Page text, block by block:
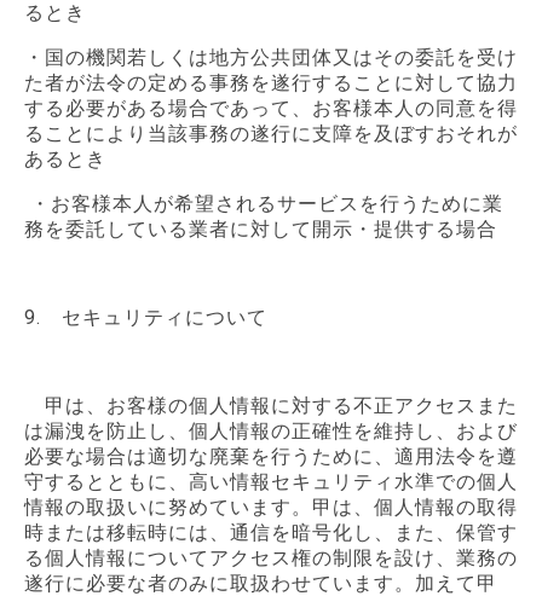
るとき
・国の機関若しくは地方公共団体又はその委託を受け
た者が法令の定める事務を遂行することに対して協力
する必要がある場合であって、お客様本人の同意を得
ることにより当該事務の遂行に支障を及ぼすおそれが
あるとき
・お客様本人が希望されるサービスを行うために業
務を委託している業者に対して開示・提供する場合
9. セキュリティについて
甲は、お客様の個人情報に対する不正アクセスまた
は漏洩を防止し、個人情報の正確性を維持し、および
必要な場合は適切な廃棄を行うために、適用法令を遵
守するとともに、高い情報セキュリティ水準での個人
情報の取扱いに努めています。甲は、個人情報の取得
時または移転時には、通信を暗号化し、また、保管す
る個人情報についてアクセス権の制限を設け、業務の
遂行に必要な者のみに取扱わせています。加えて甲